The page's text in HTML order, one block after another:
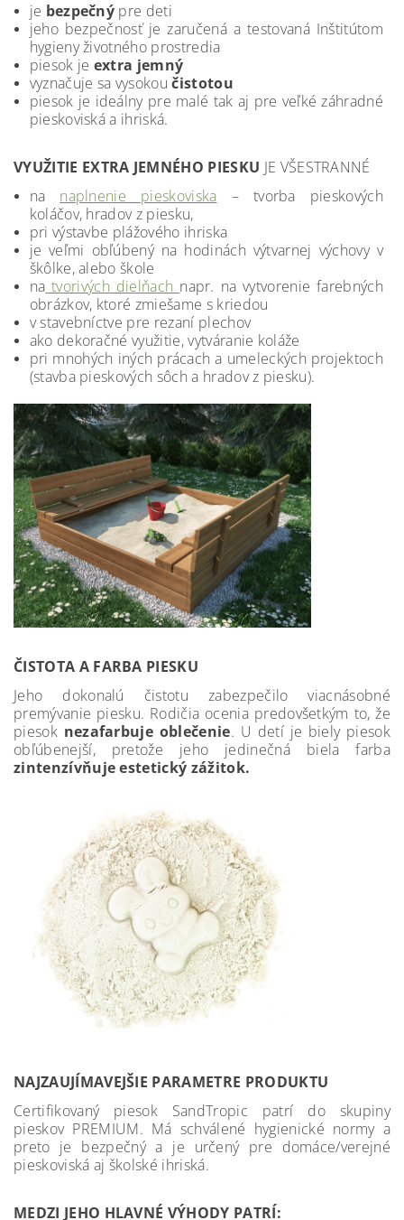
je bezpečný pre deti
jeho bezpečnosť je zaručená a testovaná Inštitútom
hygieny životného prostredia
piesok je extra jemný
vyznačuje sa vysokoučistotou
piesok je ideálny pre malé tak aj pre veľké záhradné
pieskoviská a ihriská.
VYUŽITIE EXTRA JEMNÉHO PIESKU JE VŠESTRANNÉ
na naplnenie pieskoviska – tvorba pieskových
koláčov, hradov z piesku,
pri výstavbe plážového ihriska
je veľmi obľúbený na hodinách výtvarnej výchovy v
škôlke, alebo škole
na tvorivých dielňach napr. na vytvorenie farebných
obrázkov, ktoré zmiešame s kriedou
v stavebníctve pre rezaní plechov
ako dekoračné využitie, vytváranie koláže
pri mnohých iných prácach a umeleckých projektoch
(stavba pieskových sôch a hradov z piesku).
ČISTOTA A FARBA PIESKU
Jeho dokonalú čistotu zabezpečilo viacnásobné
premývanie piesku. Rodičia ocenia predovšetkým to, že
piesok nezafarbuje oblečenie. U detí je biely piesok
obľúbenejší, pretože jeho jedinečná biela farba
zintenzívňuje estetický zážitok.
NAJZAUJÍMAVEJŠIE PARAMETRE PRODUKTU
Certifikovaný piesok SandTropic patrí do skupiny
pieskov PREMIUM. Má schválené hygienické normy a
preto je bezpečný a je určený pre domáce/verejné
pieskoviská aj školské ihriská.
MEDZI JEHO HLAVNÉ VÝHODY PATRÍ: